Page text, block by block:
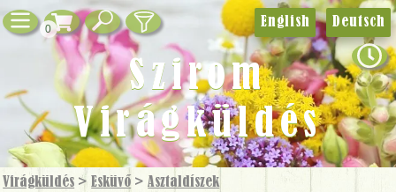
0
Virágküldés > Esküvő >Asztaldíszek
English Deutsch
Szirom
Virágküldés